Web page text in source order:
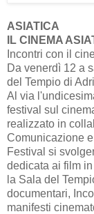
ASIATICA
IL CINEMA
Incontri con il
Da venerdì 12 a
del Tempio di
Al via
festival sul
realizzato in
Comunicazione e
Festival si
dedicata ai film
la Sala del
documentari,
manifesti